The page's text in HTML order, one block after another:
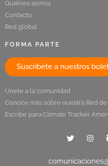
Quiénes somos
Contacto
Red global
FORMA PARTE
Suscríbete a nuestros
Únete a la comunidad
Conoce más sobre nuestra Red
Escribe para Climate Tracker